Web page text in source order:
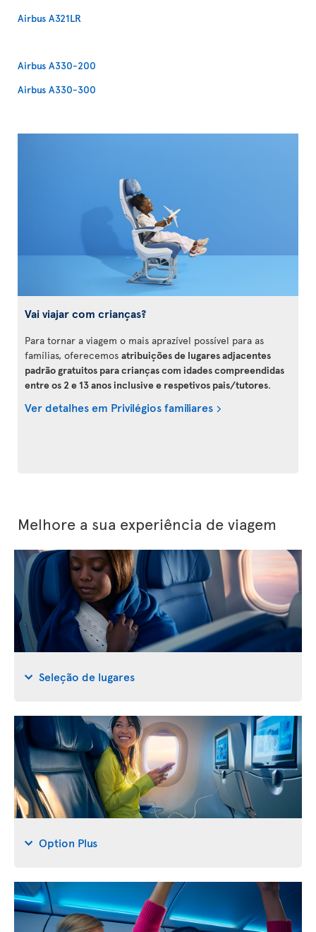
Airbus A321LR
Airbus A330-200
Airbus A330-300
Vai viajar com crianças?
Para tornar a viagem o mais aprazível possível para as
famílias, oferecemos atribuições de lugares adjacentes
padrão gratuitos para crianças com idades compreendidas
entre os 2 e 13 anos inclusive e respetivos pais/tutores.
Ver detalhes em Privilégios familiares
Melhore a sua experiência de viagem
Seleção de lugares
Option Plus